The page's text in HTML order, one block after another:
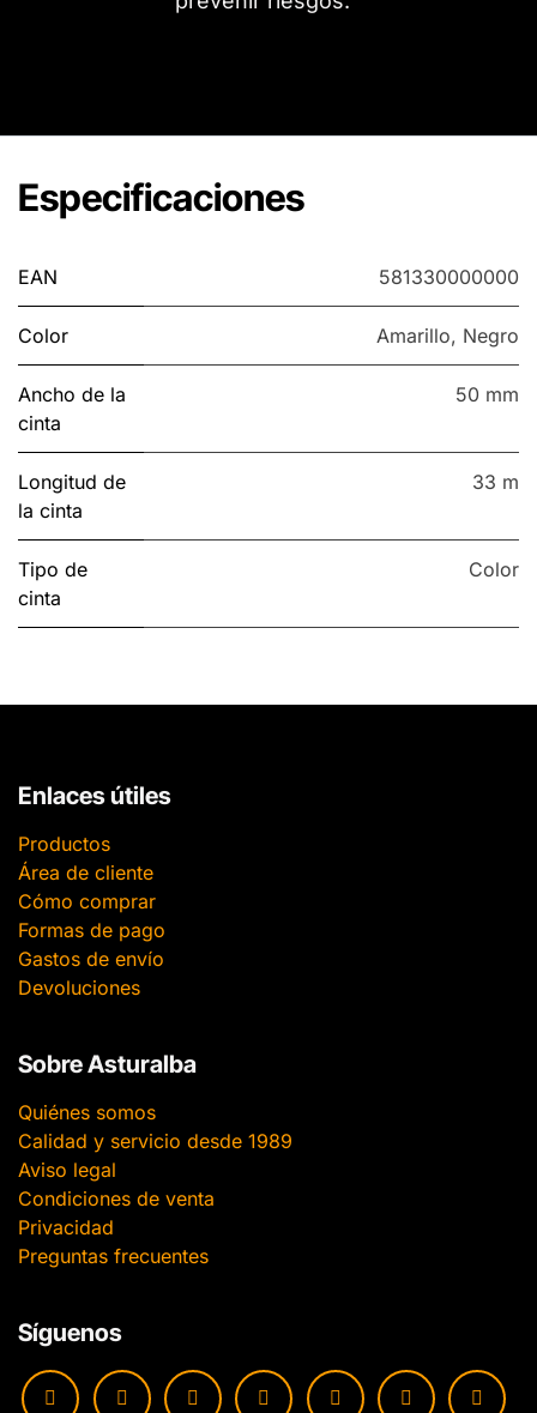
Especificaciones
EAN 581330000000
Color Amarillo, Negro
Ancho de la
cinta
50 mm
Longitud de
la cinta
33 m
Tipo de
cinta
Color
Enlaces útiles
Productos
Área de cliente
Cómo comprar
Formas de pago
Gastos de envío
Devoluciones
Sobre Asturalba
Quiénes somos
Calidad y servicio desde 1989
Aviso legal
Condiciones de venta
Privacidad
Preguntas frecuentes
Síguenos